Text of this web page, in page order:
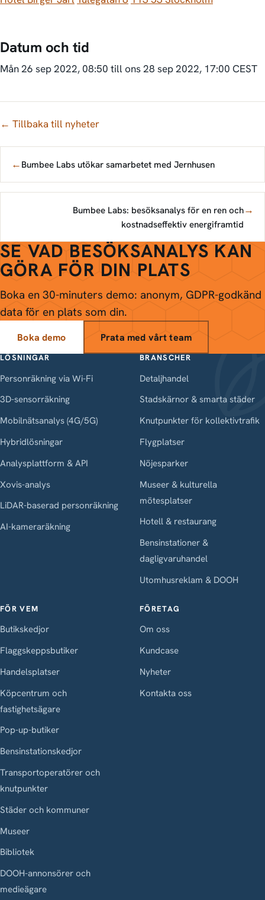
Datum och tid
Mån 26 sep 2022, 08:50 till ons 28 sep 2022, 17:00 CEST
← Tillbaka till nyheter
← Bumbee Labs utökar samarbetet med Jernhusen
Bumbee Labs: besöksanalys för en ren och
kostnadseffektiv energiframtid
→
SE VAD BESÖKSANALYS KAN
GÖRA FÖR DIN PLATS
Boka en 30-minuters demo: anonym, GDPR-godkänd
data för en plats som din.
Boka demo Prata med vårt team
LÖSNINGAR
Personräkning via Wi-Fi
3D-sensorräkning
Mobilnätsanalys (4G/5G)
Hybridlösningar
Analysplattform & API
Xovis-analys
LiDAR-baserad personräkning
AI-kameraräkning
BRANSCHER
Detaljhandel
Stadskärnor & smarta städer
Knutpunkter för kollektivtrafik
Flygplatser
Nöjesparker
Museer & kulturella
mötesplatser
Hotell & restaurang
Bensinstationer &
dagligvaruhandel
Utomhusreklam & DOOH
FÖR VEM
Butikskedjor
Flaggskeppsbutiker
Handelsplatser
Köpcentrum och
fastighetsägare
Pop-up-butiker
Bensinstationskedjor
Transportoperatörer och
knutpunkter
Städer och kommuner
Museer
Bibliotek
DOOH-annonsörer och
medieägare
FÖRETAG
Om oss
Kundcase
Nyheter
Kontakta oss